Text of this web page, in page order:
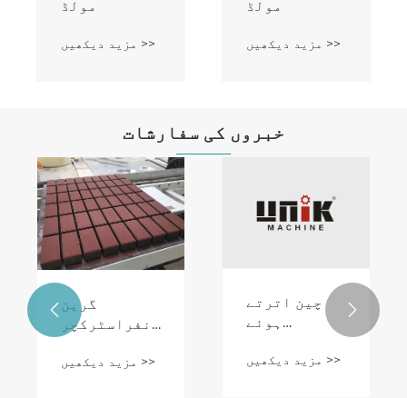
مولڈ
مزید دیکھیں >>
مولڈ
مزید دیکھیں >>
خبروں کی سفارشات
گرین
انفراسٹرکچر
اضافے کے
مزید دیکھیں >>
چین اترتے
ہوئے
سسٹم کا
مزید دیکھیں >>
 